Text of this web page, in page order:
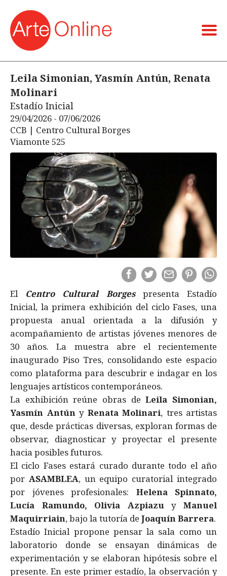
Leila Simonian, Yasmín Antún, Renata
Molinari
Estadío Inicial
29/04/2026 - 07/06/2026
CCB | Centro Cultural Borges
Viamonte 525
El Centro Cultural Borgespresenta Estadío
Inicial, la primera exhibición del ciclo Fases, una
propuesta anual orientada a la difusión y
acompañamiento de artistas jóvenes menores de
30 años. La muestra abre el recientemente
inaugurado Piso Tres, consolidando este espacio
como plataforma para descubrir e indagar en los
lenguajes artísticos contemporáneos.
La exhibición reúne obras deLeila Simonian,
Yasmín Antúny Renata Molinari, tres artistas
que, desde prácticas diversas, exploran formas de
observar, diagnosticar y proyectar el presente
hacia posibles futuros.
El ciclo Fases estará curado durante todo el año
por ASAMBLEA, un equipo curatorial integrado
por jóvenes profesionales: Helena Spinnato,
Lucía Ramundo, Olivia AzpiazuyManuel
Maquirriain, bajo la tutoría de Joaquín Barrera.
Estadío Inicial propone pensar la sala como un
laboratorio donde se ensayan dinámicas de
experimentación y se elaboran hipótesis sobre el
presente. En este primer estadío, la observación y